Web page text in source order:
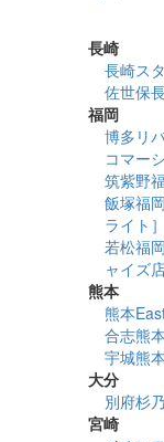
長崎
長崎ス
佐世保
福岡
博多リ
コマー
筑紫野
飯塚福
ライト
若松福
ャイズ店
熊本
熊本
合志熊本
宇城熊本
大分
別府杉
宮崎